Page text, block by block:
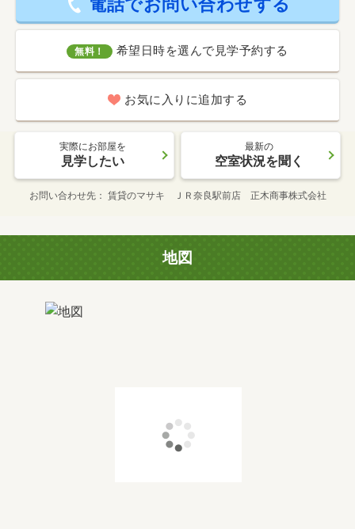
電話でお問い合わせする
無料！ 希望日時を選んで見学予約する
お気に入りに追加する
実際にお部屋を
見学したい
最新の
空室状況を聞く
お問い合わせ先 賃貸のマサキ ＪＲ奈良駅前店 正木商事株式会社
地図